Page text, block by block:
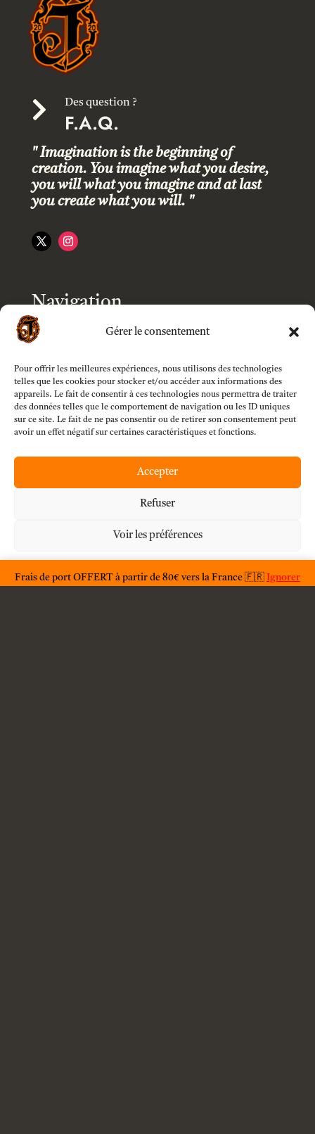
Gérer le consentement
Pour offrir les meilleures expériences, nous utilisons des technologies
telles que les cookies pour stocker et/ou accéder aux informations des
appareils. Le fait de consentir à ces technologies nous permettra de traiter
des données telles que le comportement de navigation ou les ID uniques
sur ce site. Le fait de ne pas consentir ou de retirer son consentement peut
avoir un effet négatif sur certaines caractéristiques et fonctions.
Accepter
Refuser
Voir les préférences
Frais de port OFFERT à partir de 80€ vers la France 🇫🇷 Ignorer
 Des question ?
F.A.Q.
" Imagination is the beginning of
creation. You imagine what you desire,
you will what you imagine and at last
you create what you will. "
Navigation
Accueil
Boutique
Modèles
Customizer
À propos
F.A.Q.